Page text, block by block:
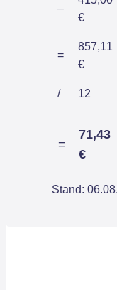
–
€
=
857,11
€
/ 12
=
71,43
€
Stand: